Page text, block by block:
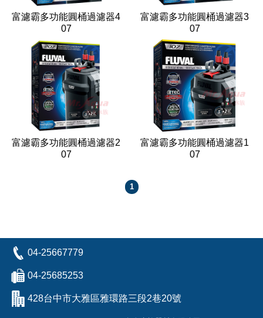
富濾霸多功能圓桶過濾器4
07
富濾霸多功能圓桶過濾器3
07
富濾霸多功能圓桶過濾器2
07
富濾霸多功能圓桶過濾器1
07
1
04-25667779
04-25685253
428台中市大雅區雅環路三段2巷20號